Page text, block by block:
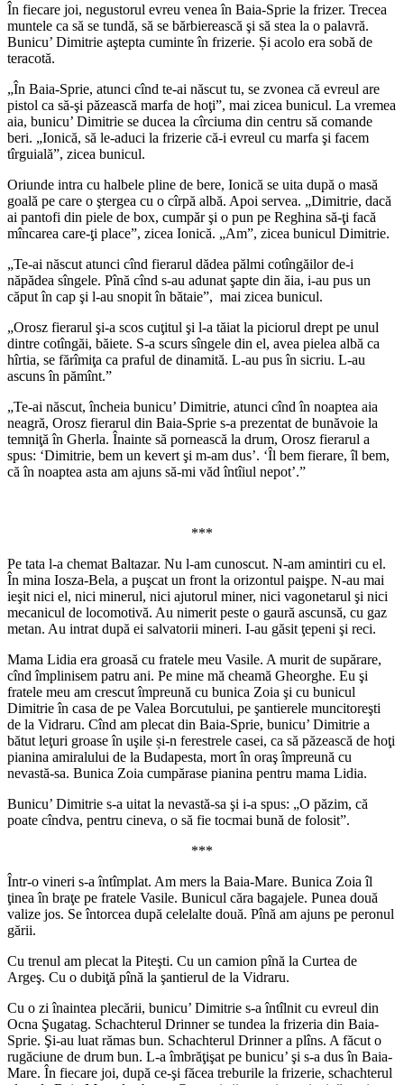
În fiecare joi, negustorul evreu venea în Baia-Sprie la frizer. Trecea
muntele ca să se tundă, să se bărbierească şi să stea la o palavră.
Bunicu’ Dimitrie aştepta cuminte în frizerie. Și acolo era sobă de
teracotă.
„În Baia-Sprie, atunci cînd te-ai născut tu, se zvonea că evreul are
pistol ca să-şi păzească marfa de hoţi”, mai zicea bunicul. La vremea
aia, bunicu’ Dimitrie se ducea la cîrciuma din centru să comande
beri. „Ionică, să le-aduci la frizerie că-i evreul cu marfa şi facem
tîrguială”, zicea bunicul.
Oriunde intra cu halbele pline de bere, Ionică se uita după o masă
goală pe care o ştergea cu o cîrpă albă. Apoi servea. „Dimitrie, dacă
ai pantofi din piele de box, cumpăr şi o pun pe Reghina să-ţi facă
mîncarea care-ţi place”, zicea Ionică. „Am”, zicea bunicul Dimitrie.
„Te-ai născut atunci cînd fierarul dădea pălmi cotîngăilor de-i
năpădea sîngele. Pînă cînd s-au adunat şapte din ăia, i-au pus un
căput în cap şi l-au snopit în bătaie”, mai zicea bunicul.
„Orosz fierarul şi-a scos cuţitul şi l-a tăiat la piciorul drept pe unul
dintre cotîngăi, băiete. S-a scurs sîngele din el, avea pielea albă ca
hîrtia, se fărîmiţa ca praful de dinamită. L-au pus în sicriu. L-au
ascuns în pămînt.”
„Te-ai născut, încheia bunicu’ Dimitrie, atunci cînd în noaptea aia
neagră, Orosz fierarul din Baia-Sprie s-a prezentat de bunăvoie la
temniţă în Gherla. Înainte să pornească la drum, Orosz fierarul a
spus: ‘Dimitrie, bem un kevert şi m-am dus’. ‘Îl bem fierare, îl bem,
că în noaptea asta am ajuns să-mi văd întîiul nepot’.”
***
Pe tata l-a chemat Baltazar. Nu l-am cunoscut. N-am amintiri cu el.
În mina Iosza-Bela, a puşcat un front la orizontul paişpe. N-au mai
ieşit nici el, nici minerul, nici ajutorul miner, nici vagonetarul şi nici
mecanicul de locomotivă. Au nimerit peste o gaură ascunsă, cu gaz
metan. Au intrat după ei salvatorii mineri. I-au găsit ţepeni şi reci.
Mama Lidia era groasă cu fratele meu Vasile. A murit de supărare,
cînd împlinisem patru ani. Pe mine mă cheamă Gheorghe. Eu şi
fratele meu am crescut împreună cu bunica Zoia şi cu bunicul
Dimitrie în casa de pe Valea Borcutului, pe şantierele muncitoreşti
de la Vidraru. Cînd am plecat din Baia-Sprie, bunicu’ Dimitrie a
bătut leţuri groase în uşile și-n ferestrele casei, ca să păzească de hoţi
pianina amiralului de la Budapesta, mort în oraş împreună cu
nevastă-sa. Bunica Zoia cumpărase pianina pentru mama Lidia.
Bunicu’ Dimitrie s-a uitat la nevastă-sa şi i-a spus: „O păzim, că
poate cîndva, pentru cineva, o să fie tocmai bună de folosit”.
***
Într-o vineri s-a întîmplat. Am mers la Baia-Mare. Bunica Zoia îl
ţinea în braţe pe fratele Vasile. Bunicul căra bagajele. Punea două
valize jos. Se întorcea după celelalte două. Pînă am ajuns pe peronul
gării.
Cu trenul am plecat la Piteşti. Cu un camion pînă la Curtea de
Argeş. Cu o dubiţă pînă la şantierul de la Vidraru.
Cu o zi înaintea plecării, bunicu’ Dimitrie s-a întîlnit cu evreul din
Ocna Şugatag. Schachterul Drinner se tundea la frizeria din Baia-
Sprie. Şi-au luat rămas bun. Schachterul Drinner a plîns. A făcut o
rugăciune de drum bun. L-a îmbrăţişat pe bunicu’ şi s-a dus în Baia-
Mare. În fiecare joi, după ce-şi făcea treburile la frizerie, schachterul